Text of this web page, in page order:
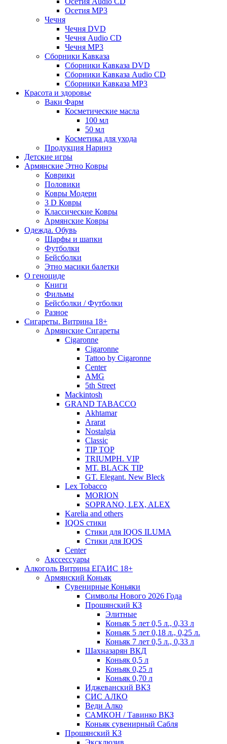
Осетия MP3
Чечня
Чечня DVD
Чечня Audio CD
Чечня MP3
Сборники Кавказа
Сборники Кавказа DVD
Сборники Кавказа Audio CD
Сборники Кавказа MP3
Красота и здоровье
Ваки Фарм
Косметические масла
100 мл
50 мл
Косметика для ухода
Продукция Наринэ
Детские игры
Армянские Этно Ковры
Коврики
Половики
Ковры Модерн
3 D Ковры
Классические Ковры
Армянские Ковры
Одежда. Обувь
Шарфы и шапки
Футболки
Бейсболки
Этно масики балетки
О геноциде
Книги
Фильмы
Бейсболки / Футболки
Разное
Сигареты. Витрина 18+
Армянские Сигареты
Cigaronne
Cigaronne
Tattoo by Cigaronne
Center
AMG
5th Street
Mackintosh
GRAND TABACCO
Akhtamar
Ararat
Nostalgia
Classic
TIP TOP
TRIUMPH. VIP
MT. BLACK TIP
GT. Elegant. New Bleck
Lex Tobacco
MORION
SOPRANO, LEX, ALEX
Karelia and others
IQOS стики
Стики для IQOS ILUMA
Стики для IQOS
Сenter
Акссессуары
Алкоголь Витрина ЕГАИС 18+
Армянский Коньяк
Сувенирные Коньяки
Символы Нового 2026 Года
Прошянский КЗ
Элитные
Коньяк 5 лет 0,5 л., 0,33 л
Коньяк 5 лет 0,18 л., 0,25 л.
Коньяк 7 лет 0,5 л., 0,33 л
Шахназарян ВКД
Коньяк 0,5 л
Коньяк 0,25 л
Коньяк 0,70 л
Иджеванский ВКЗ
СИС АЛКО
Веди Алко
САМКОН / Тавинко ВКЗ
Коньяк сувенирный Сабля
Прошянский КЗ
Эксклюзив